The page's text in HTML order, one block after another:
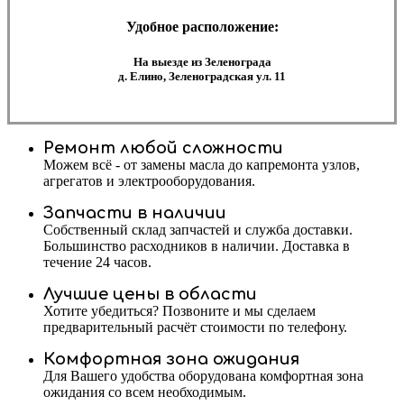
Удобное расположение:
На выезде из Зеленограда
д. Елино, Зеленоградская ул. 11
Ремонт любой сложности
Можем всё - от замены масла до капремонта узлов,
агрегатов и электрооборудования.
Запчасти в наличии
Собственный склад запчастей и служба доставки.
Большинство расходников в наличии. Доставка в
течение 24 часов.
Лучшие цены в области
Хотите убедиться? Позвоните и мы сделаем
предварительный расчёт стоимости по телефону.
Комфортная зона ожидания
Для Вашего удобства оборудована комфортная зона
ожидания со всем необходимым.